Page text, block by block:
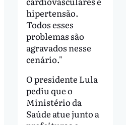
hipertensão.
Todos esses
problemas são
agravados nesse
cenário."
O presidente Lula
pediu que o
Ministério da
Saúde atue junto a